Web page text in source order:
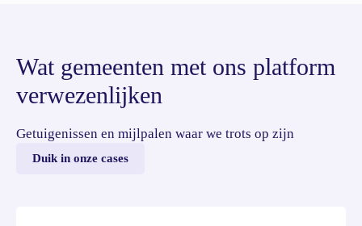
Wat gemeenten met ons platform
verwezenlijken
Getuigenissen en mijlpalen waar we trots op zijn
Duik in onze cases